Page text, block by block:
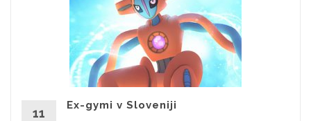
11
Ex-gymi v Sloveniji